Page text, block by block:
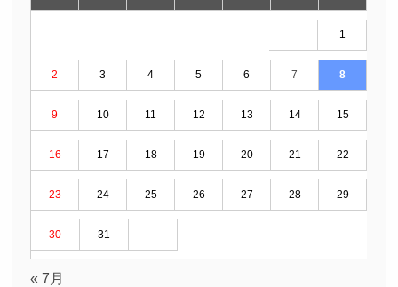
1
2 3 4 5 6 7 8
9 10 11 12 13 14 15
16 17 18 19 20 21 22
23 24 25 26 27 28 29
30 31
« 7月